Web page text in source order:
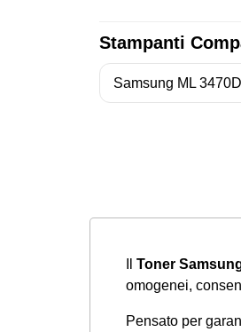
Stampanti
Samsung ML 3470D
Toner
omogenei,
Pensato per